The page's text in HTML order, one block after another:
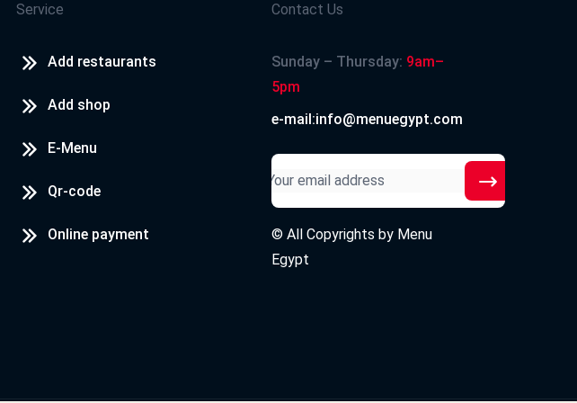
Service
Add restaurants
Add shop
E-Menu
Qr-code
Online payment
Contact Us
Sunday – Thursday: 9am–
5pm
e-mail:info@menuegypt.com
© All Copyrights by Menu
Egypt